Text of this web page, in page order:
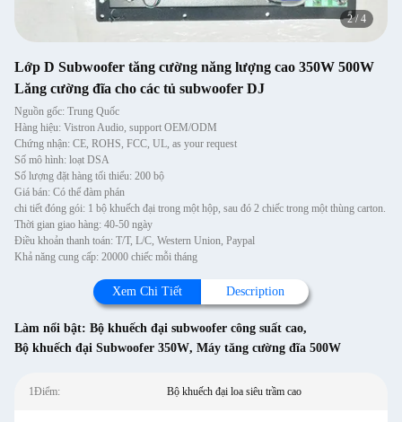
2/4
Lớp D Subwoofer tăng cường năng lượng cao 350W 500W
Lăng cường đĩa cho các tủ subwoofer DJ
Nguồn gốc: Trung Quốc
Hàng hiệu: Vistron Audio, support OEM/ODM
Chứng nhận: CE, ROHS, FCC, UL, as your request
Số mô hình: loạt DSA
Số lượng đặt hàng tối thiểu: 200 bộ
Giá bán: Có thể đàm phán
chi tiết đóng gói: 1 bộ khuếch đại trong một hộp, sau đó 2 chiếc trong một thùng carton.
Thời gian giao hàng: 40-50 ngày
Điều khoản thanh toán: T/T, L/C, Western Union, Paypal
Khả năng cung cấp: 20000 chiếc mỗi tháng
Xem Chi Tiết Description
Làm nổi bật: Bộ khuếch đại subwoofer công suất cao,
Bộ khuếch đại Subwoofer 350W, Máy tăng cường đĩa 500W
1Điểm: Bộ khuếch đại loa siêu trầm cao